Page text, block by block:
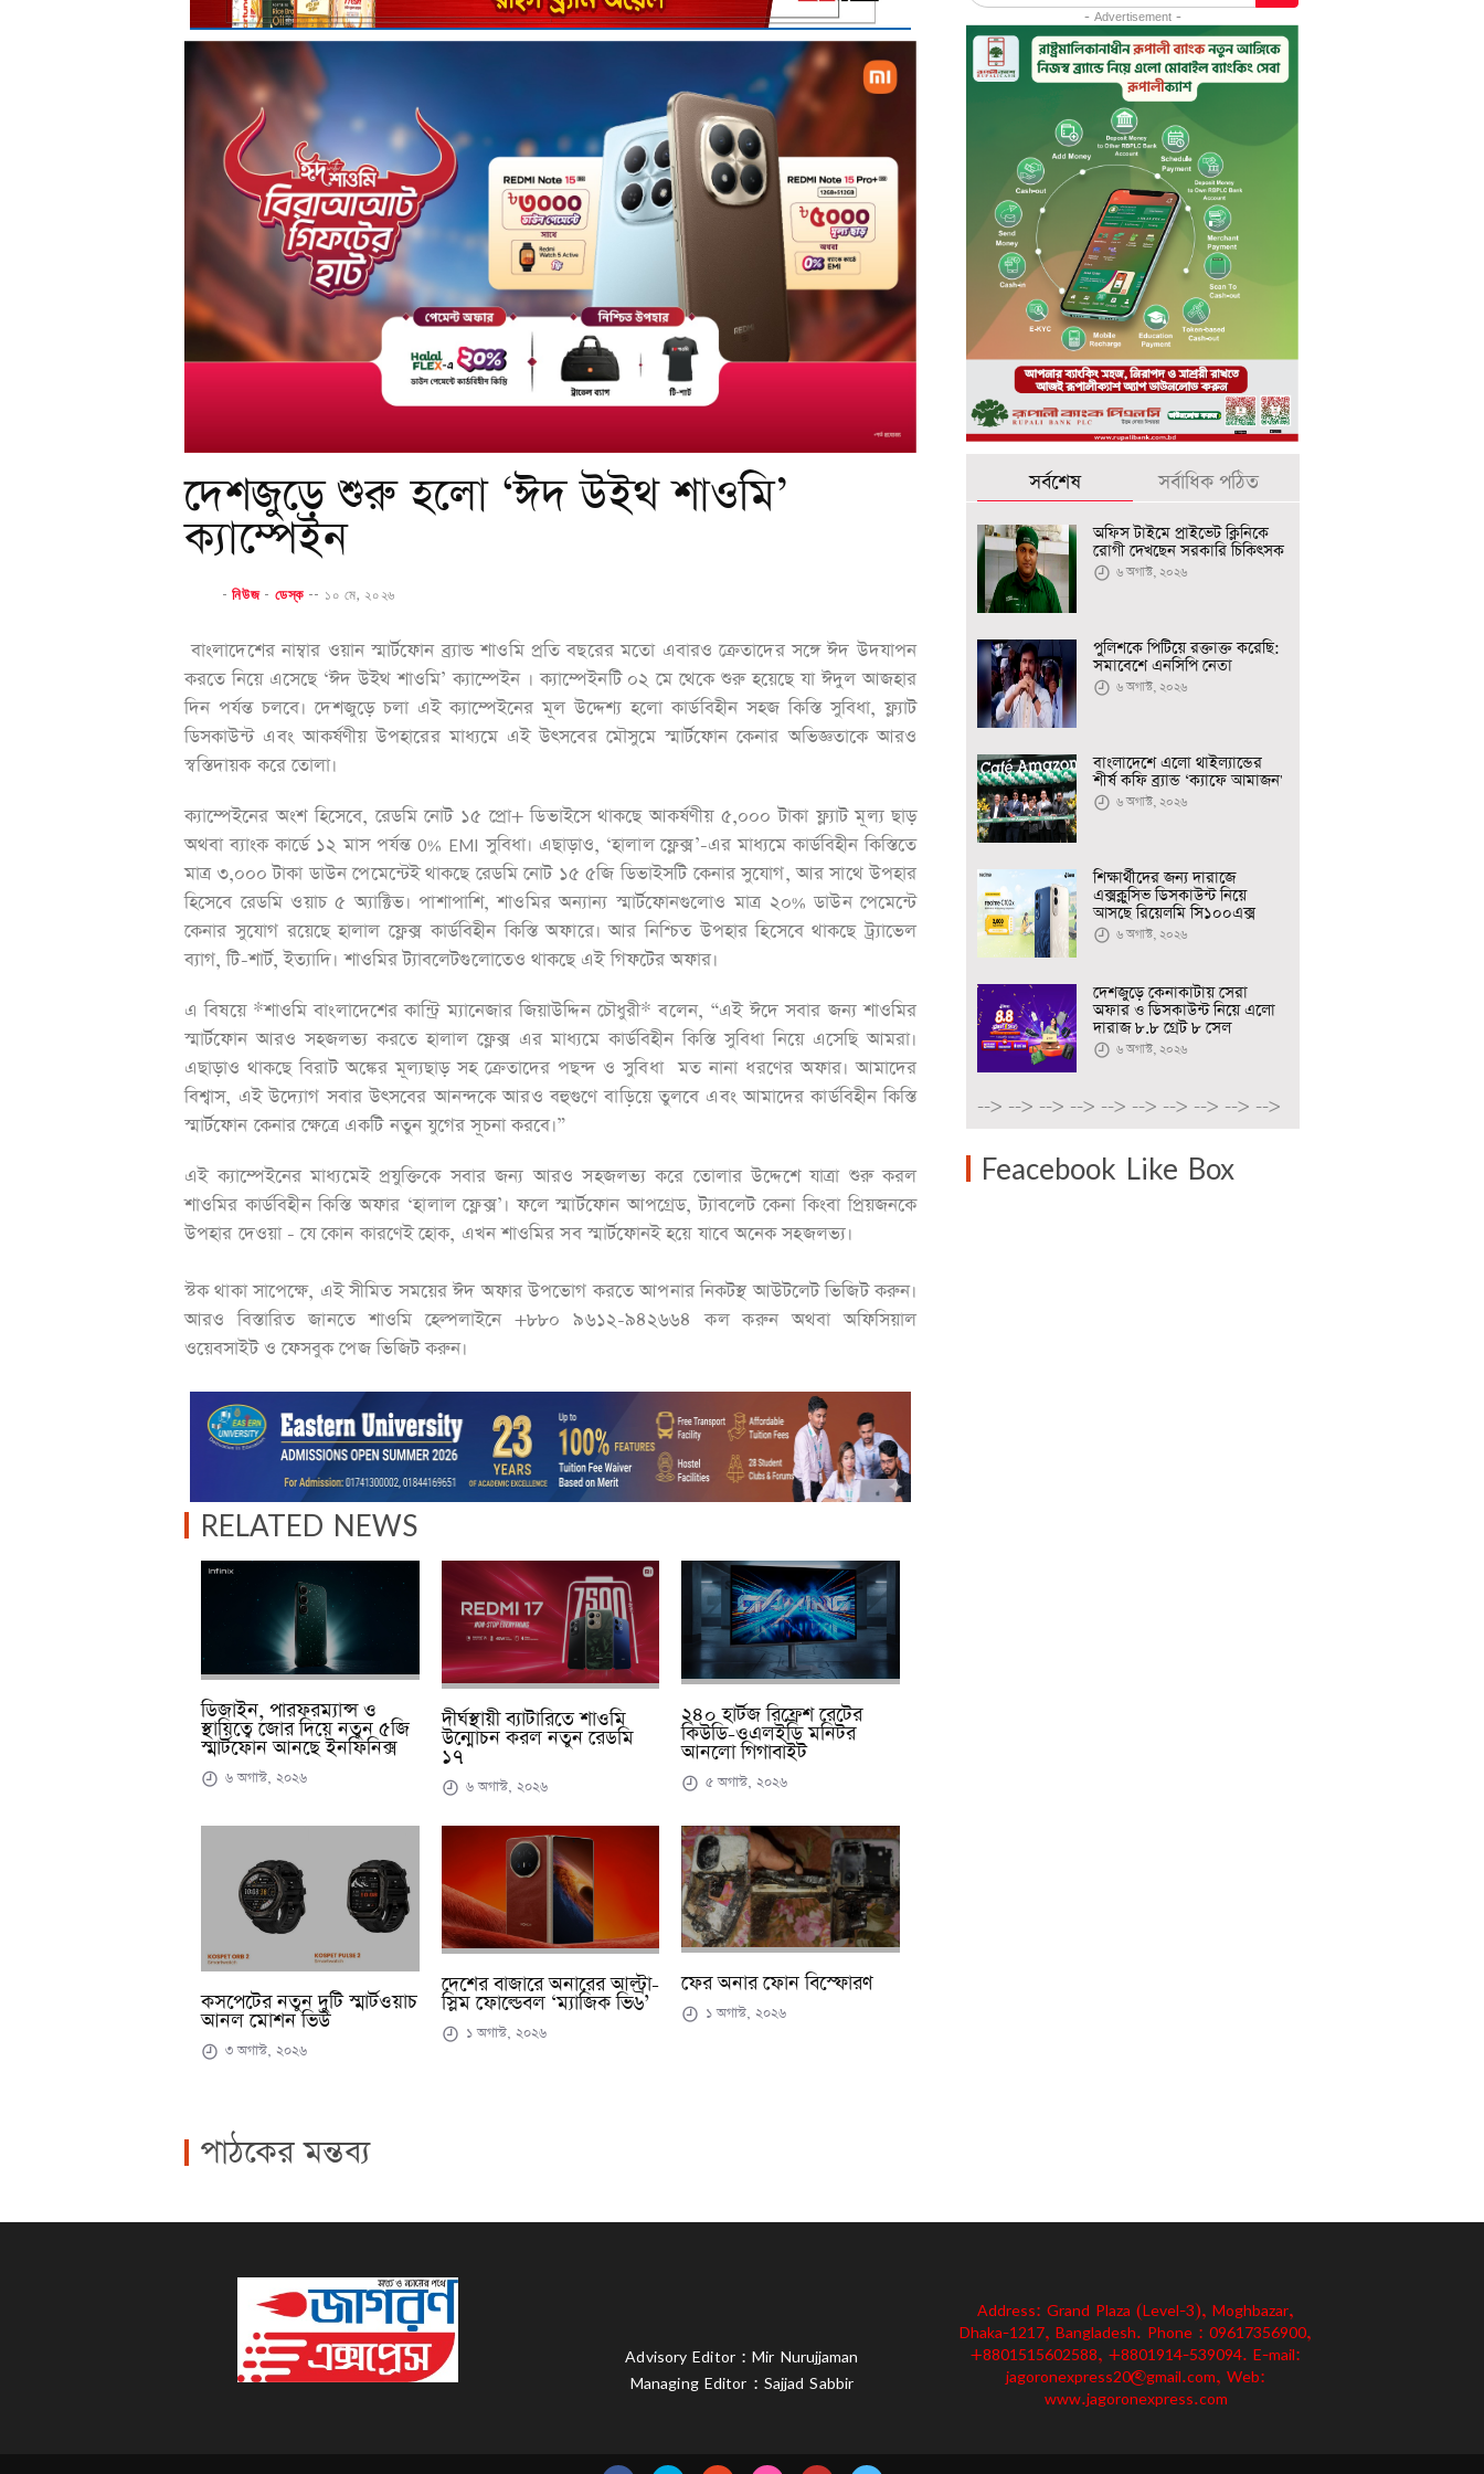
দেশজুড়ে শুরু হলো ‘ঈদ উইথ শাওমি’
ক্যাম্পেইন
-নিউজ- ডেস্ক -- ১০ মে, ২০২৬
বাংলাদেশের নাম্বার ওয়ান স্মার্টফোন ব্র্যান্ড শাওমি প্রতি বছরের মতো এবারও ক্রেতাদের সঙ্গে ঈদ উদযাপন
করতে নিয়ে এসেছে ‘ঈদ উইথ শাওমি’ ক্যাম্পেইন । ক্যাম্পেইনটি ০২ মে থেকে শুরু হয়েছে যা ঈদুল আজহার
দিন পর্যন্ত চলবে। দেশজুড়ে চলা এই ক্যাম্পেইনের মূল উদ্দেশ্য হলো কার্ডবিহীন সহজ কিস্তি সুবিধা, ফ্ল্যাট
ডিসকাউন্ট এবং আকর্ষণীয় উপহারের মাধ্যমে এই উৎসবের মৌসুমে স্মার্টফোন কেনার অভিজ্ঞতাকে আরও
স্বস্তিদায়ক করে তোলা।
ক্যাম্পেইনের অংশ হিসেবে, রেডমি নোট ১৫ প্রো+ ডিভাইসে থাকছে আকর্ষণীয় ৫,০০০ টাকা ফ্ল্যাট মূল্য ছাড়
অথবা ব্যাংক কার্ডে ১২ মাস পর্যন্ত 0% EMI সুবিধা। এছাড়াও, ‘হালাল ফ্লেক্স’-এর মাধ্যমে কার্ডবিহীন কিস্তিতে
মাত্র ৩,০০০ টাকা ডাউন পেমেন্টেই থাকছে রেডমি নোট ১৫ ৫জি ডিভাইসটি কেনার সুযোগ, আর সাথে উপহার
হিসেবে রেডমি ওয়াচ ৫ অ্যাক্টিভ। পাশাপাশি, শাওমির অন্যান্য স্মার্টফোনগুলোও মাত্র ২০% ডাউন পেমেন্টে
কেনার সুযোগ রয়েছে হালাল ফ্লেক্স কার্ডবিহীন কিস্তি অফারে। আর নিশ্চিত উপহার হিসেবে থাকছে ট্র্যাভেল
ব্যাগ, টি-শার্ট, ইত্যাদি। শাওমির ট্যাবলেটগুলোতেও থাকছে এই গিফটের অফার।
এ বিষয়ে *শাওমি বাংলাদেশের কান্ট্রি ম্যানেজার জিয়াউদ্দিন চৌধুরী* বলেন, “এই ঈদে সবার জন্য শাওমির
স্মার্টফোন আরও সহজলভ্য করতে হালাল ফ্লেক্স এর মাধ্যমে কার্ডবিহীন কিস্তি সুবিধা নিয়ে এসেছি আমরা।
এছাড়াও থাকছে বিরাট অঙ্কের মূল্যছাড় সহ ক্রেতাদের পছন্দ ও সুবিধা মত নানা ধরণের অফার। আমাদের
বিশ্বাস, এই উদ্যোগ সবার উৎসবের আনন্দকে আরও বহুগুণে বাড়িয়ে তুলবে এবং আমাদের কার্ডবিহীন কিস্তি
স্মার্টফোন কেনার ক্ষেত্রে একটি নতুন যুগের সূচনা করবে।”
এই ক্যাম্পেইনের মাধ্যমেই প্রযুক্তিকে সবার জন্য আরও সহজলভ্য করে তোলার উদ্দেশে যাত্রা শুরু করল
শাওমির কার্ডবিহীন কিস্তি অফার ‘হালাল ফ্লেক্স’। ফলে স্মার্টফোন আপগ্রেড, ট্যাবলেট কেনা কিংবা প্রিয়জনকে
উপহার দেওয়া - যে কোন কারণেই হোক, এখন শাওমির সব স্মার্টফোনই হয়ে যাবে অনেক সহজলভ্য।
স্টক থাকা সাপেক্ষে, এই সীমিত সময়ের ঈদ অফার উপভোগ করতে আপনার নিকটস্থ আউটলেট ভিজিট করুন।
আরও বিস্তারিত জানতে শাওমি হেল্পলাইনে +৮৮০ ৯৬১২-৯৪২৬৬৪ কল করুন অথবা অফিসিয়াল
ওয়েবসাইট ও ফেসবুক পেজ ভিজিট করুন।
RELATED NEWS
ডিজাইন, পারফরম্যান্স ও
স্থায়িত্বে জোর দিয়ে নতুন ৫জি
স্মার্টফোন আনছে ইনফিনিক্স
৬ অগাস্ট, ২০২৬
দীর্ঘস্থায়ী ব্যাটারিতে শাওমি
উন্মোচন করল নতুন রেডমি
১৭
৬ অগাস্ট, ২০২৬
২৪০ হার্টজ রিফ্রেশ রেটের
কিউডি-ওএলইডি মনিটর
আনলো গিগাবাইট
৫ অগাস্ট, ২০২৬
কসপেটের নতুন দুটি স্মার্টওয়াচ
আনল মোশন ভিউ
৩ অগাস্ট, ২০২৬
দেশের বাজারে অনারের আল্ট্রা-
স্লিম ফোল্ডেবল ‘ম্যাজিক ভি৬’
১ অগাস্ট, ২০২৬
ফের অনার ফোন বিস্ফোরণ
১ অগাস্ট, ২০২৬
পাঠকের মন্তব্য
- Advertisement -
সর্বশেষ সর্বাধিক পঠিত
অফিস টাইমে প্রাইভেট ক্লিনিকে
রোগী দেখছেন সরকারি চিকিৎসক
৬ অগাস্ট, ২০২৬
পুলিশকে পিটিয়ে রক্তাক্ত করেছি:
সমাবেশে এনসিপি নেতা
৬ অগাস্ট, ২০২৬
বাংলাদেশে এলো থাইল্যান্ডের
শীর্ষ কফি ব্র্যান্ড ‘ক্যাফে আমাজন'
৬ অগাস্ট, ২০২৬
শিক্ষার্থীদের জন্য দারাজে
এক্সক্লুসিভ ডিসকাউন্ট নিয়ে
আসছে রিয়েলমি সি১০০এক্স
৬ অগাস্ট, ২০২৬
দেশজুড়ে কেনাকাটায় সেরা
অফার ও ডিসকাউন্ট নিয়ে এলো
দারাজ ৮.৮ গ্রেট ৮ সেল
৬ অগাস্ট, ২০২৬
--> --> --> --> --> --> --> --> --> -->
Feacebook Like Box
Advisory Editor : Mir Nurujjaman
Managing Editor : Sajjad Sabbir
Address: Grand Plaza (Level-3), Moghbazar,
Dhaka-1217, Bangladesh. Phone : 09617356900,
+8801515602588, +8801914-539094. E-mail:
jagoronexpress20@gmail.com, Web:
www.jagoronexpress.com